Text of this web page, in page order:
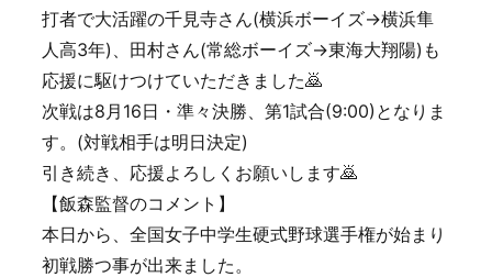
打者で大活躍の千見寺さん(横浜ボーイズ→横浜隼
人高3年)、田村さん(常総ボーイズ→東海大翔陽)も
応援に駆けつけていただきました🙇
次戦は8月16日・準々決勝、第1試合(9:00)となりま
す。(対戦相手は明日決定)
引き続き、応援よろしくお願いします🙇
【飯森監督のコメント】
本日から、全国女子中学生硬式野球選手権が始まり
初戦勝つ事が出来ました。